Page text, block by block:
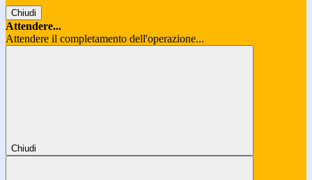
Chiudi
Attendere...
Attendere il completamento dell'operazione...
Chiudi